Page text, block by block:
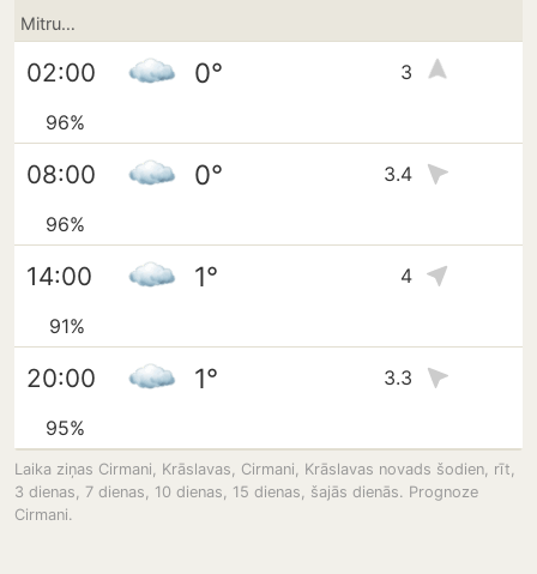
Mitrums
02:00 0° 3
96%
08:00 0° 3.4
96%
14:00 1° 4
91%
20:00 1° 3.3
95%
Laika ziņas Cirmani, Krāslavas, Cirmani, Krāslavas novads šodien, rīt,
3 dienas, 7 dienas, 10 dienas, 15 dienas, šajās dienās. Prognoze
Cirmani.